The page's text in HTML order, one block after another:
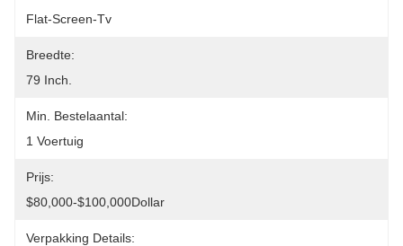
Flat-Screen-Tv
Breedte:
79 Inch.
Min. Bestelaantal:
1 Voertuig
Prijs:
$80,000-$100,000Dollar
Verpakking Details: